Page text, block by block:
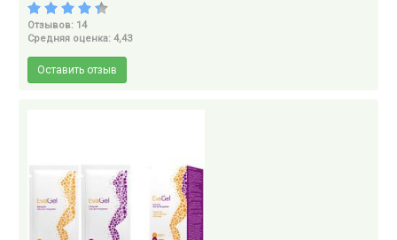
Отзывов: 14
Средняя оценка: 4,43
Оставить отзыв